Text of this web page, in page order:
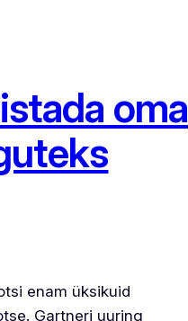
oma
enam üksikuid
Gartneri uuring